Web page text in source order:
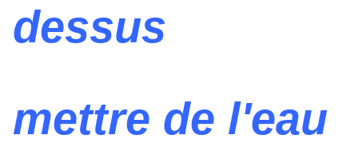
dessus
mettre de l'eau